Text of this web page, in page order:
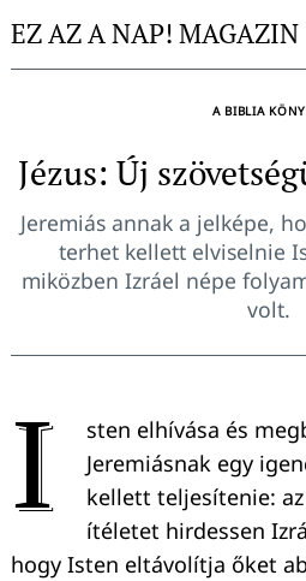
toEZ AZ A NAP! MAGAZIN
A BIBLIA
Jézus: Új
Jeremiás annak a jelképe,
terhet kellett elviselnie
miközben Izráel népe
volt.
I
sten elhívása és
Jeremiásnak egy
kellett teljesítenie:
ítéletet hirdessen
hogy Isten eltávolítja őket